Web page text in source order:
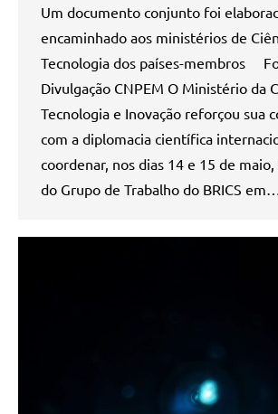
Um documento conjunto foi
encaminhado aos ministérios de
Tecnologia dos países-membros
Divulgação CNPEM O Ministério da
Tecnologia e Inovação reforçou sua
com a diplomacia científica
coordenar, nos dias 14 e 15 de maio,
do Grupo de Trabalho do BRICS em…